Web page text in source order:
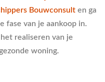
Bouwconsult en ga
fase van je aankoop in.
realiseren van je
woning.